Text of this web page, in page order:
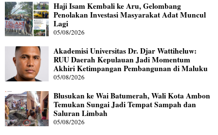
Haji Isam Kembali ke Aru, Gelombang
Penolakan Investasi Masyarakat Adat Muncul
Lagi
05/08/2026
Akademisi Universitas Dr. Djar Wattiheluw:
RUU Daerah Kepulauan Jadi Momentum
Akhiri Ketimpangan Pembangunan di Maluku
05/08/2026
Blusukan ke Wai Batumerah, Wali Kota Ambon
Temukan Sungai Jadi Tempat Sampah dan
Saluran Limbah
05/08/2026